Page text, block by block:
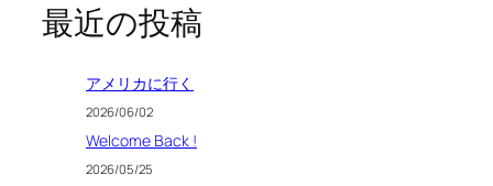
最近の投稿
アメリカに行く
2026/06/02
Welcome Back !
2026/05/25